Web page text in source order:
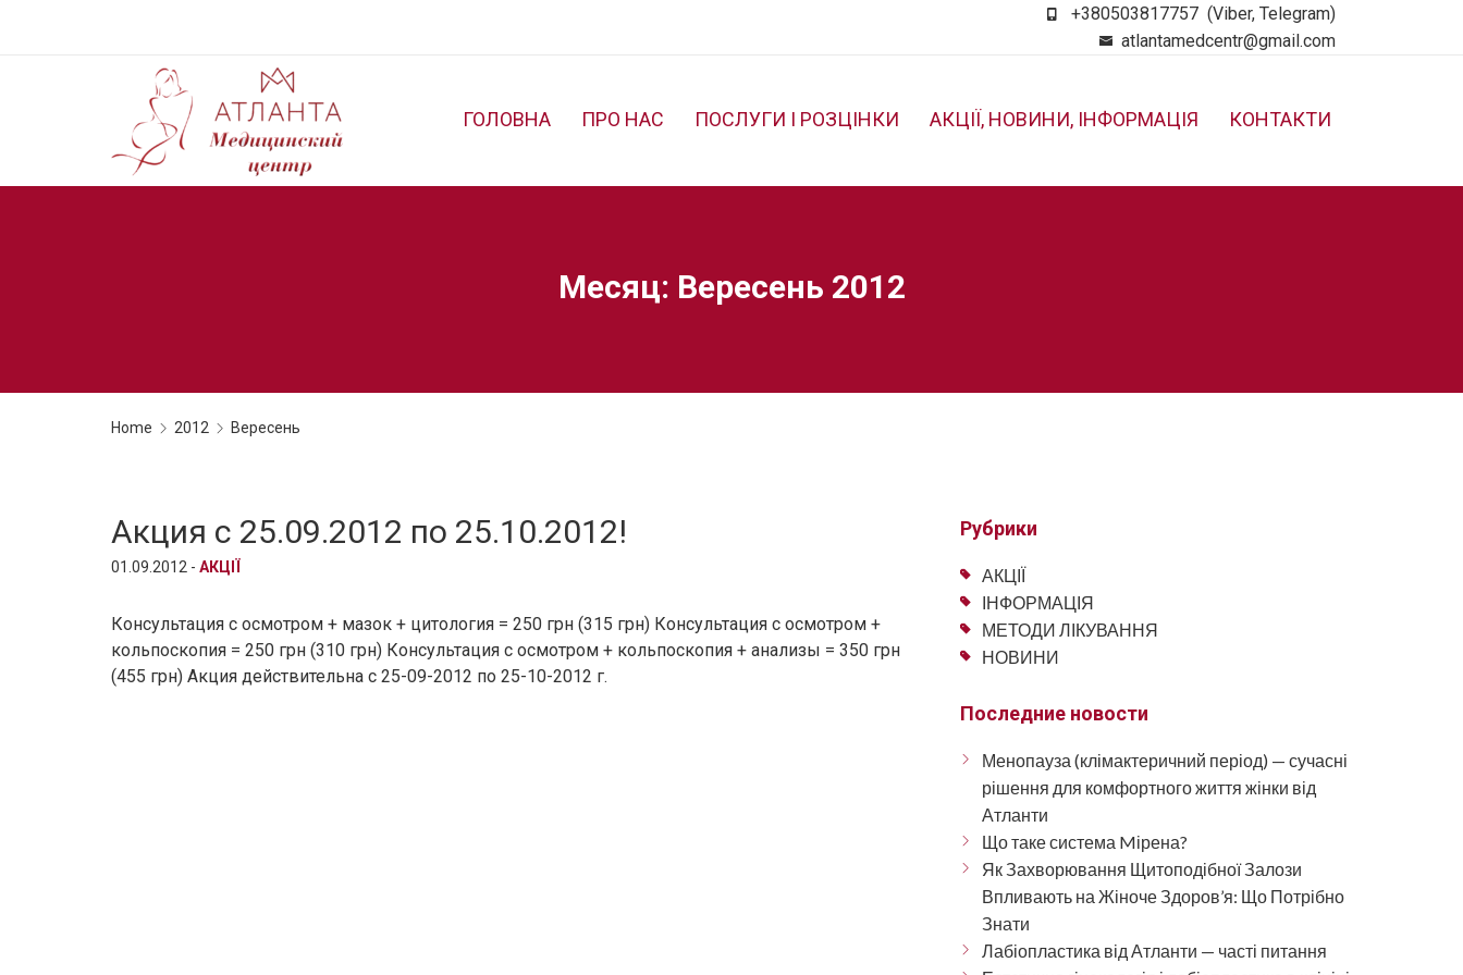
+380503817757 (Viber, Telegram)
atlantamedcentr@gmail.com
ГОЛОВНА ПРО НАС ПОСЛУГИ І РОЗЦІНКИ АКЦІЇ, НОВИНИ, ІНФОРМАЦІЯ КОНТАКТИ
Месяц: Вересень 2012
Home 2012 Вересень
Акция с 25.09.2012 по 25.10.2012!
01.09.2012 - АКЦІЇ
Консультация с осмотром + мазок + цитология = 250 грн (315 грн) Консультация с осмотром +
кольпоскопия = 250 грн (310 грн) Консультация с осмотром + кольпоскопия + анализы = 350 грн
(455 грн) Акция действительна с 25-09-2012 по 25-10-2012 г.
Рубрики
АКЦІЇ
ІНФОРМАЦІЯ
МЕТОДИ ЛІКУВАННЯ
НОВИНИ
Последние новости
Менопауза (клімактеричний період) — сучасні
рішення для комфортного життя жінки від
Атланти
Що таке система Mірена?
Як Захворювання Щитоподібної Залози
Впливають на Жіноче Здоров’я: Що Потрібно
Знати
Лабіопластика від Атланти — часті питання